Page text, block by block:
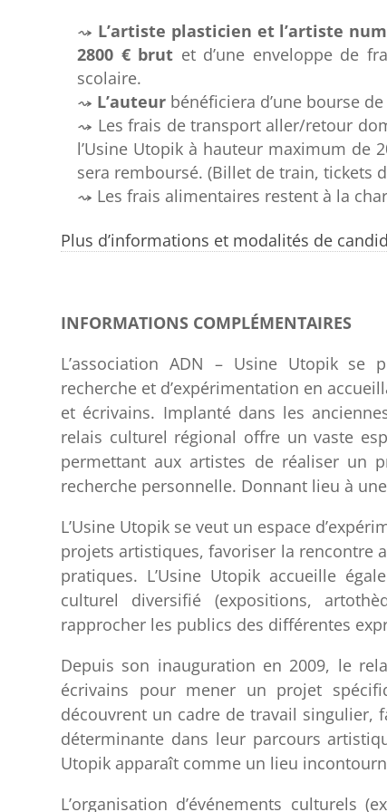
L’artiste plasticien et l’artiste
2800 € brut et d’une enveloppe de
scolaire.
L’auteur bénéficiera d’une bourse
Les frais de transport aller/retour
l’Usine Utopik à hauteur maximum de
sera remboursé. (Billet de train, tickets
Les frais alimentaires restent à la
Plus d’informations et modalités de
INFORMATIONS COMPLÉMENTAIRES
L’association ADN – Usine Utopik se
recherche et d’expérimentation en
et écrivains. Implanté dans les
relais culturel régional offre un vaste
permettant aux artistes de réaliser un
recherche personnelle. Donnant lieu à
L’Usine Utopik se veut un espace
projets artistiques, favoriser la rencontre
pratiques. L’Usine Utopik accueille
culturel diversifié (expositions,
rapprocher les publics des différentes
Depuis son inauguration en 2009, le
écrivains pour mener un projet
découvrent un cadre de travail singulier,
déterminante dans leur parcours
Utopik apparaît comme un lieu
L’organisation d’événements culturels